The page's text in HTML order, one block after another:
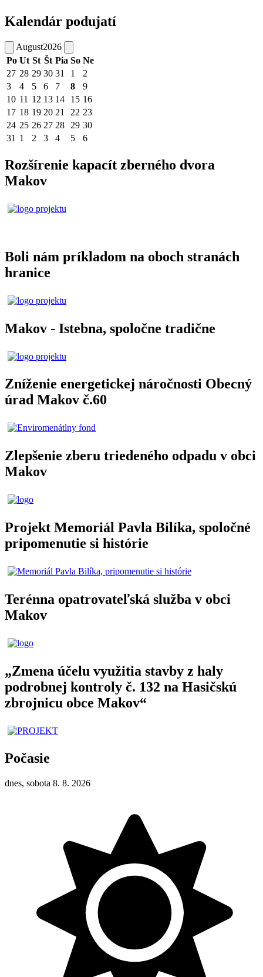
Kalendár podujatí
August2026
Po Ut St Št Pia So Ne
27 28 29 30 31 1
2
3
4 5 6 7 8
9
10 11 12 13 14 15 16
17 18 19 20 21 22 23
24 25 26 27 28 29 30
31 1 2 3 4 5 6
Rozšírenie kapacít zberného dvora
Makov
Boli nám príkladom na oboch stranách
hranice
Makov - Istebna, spoločne tradične
Zníženie energetickej náročnosti Obecný
úrad Makov č.60
Zlepšenie zberu triedeného odpadu v obci
Makov
Projekt Memoriál Pavla Bilíka, spoločné
pripomenutie si histórie
Terénna opatrovateľská služba v obci
Makov
„Zmena účelu využitia stavby z haly
podrobnej kontroly č. 132 na Hasičskú
zbrojnicu obce Makov“
Počasie
dnes, sobota 8. 8. 2026